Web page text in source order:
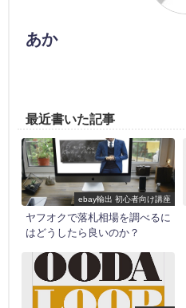
あか
最近書いた記事
ebay輸出 初心者向け講座
ヤフオクで落札相場を調べるに
はどうしたら良いのか？